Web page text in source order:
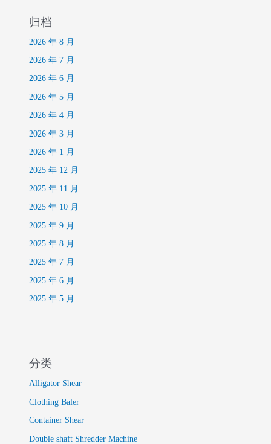
归档
2026 年 8 月
2026 年 7 月
2026 年 6 月
2026 年 5 月
2026 年 4 月
2026 年 3 月
2026 年 1 月
2025 年 12 月
2025 年 11 月
2025 年 10 月
2025 年 9 月
2025 年 8 月
2025 年 7 月
2025 年 6 月
2025 年 5 月
分类
Alligator Shear
Clothing Baler
Container Shear
Double shaft Shredder Machine